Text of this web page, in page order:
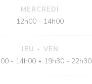
MERCREDI
12h00 - 14h00
JEU - VEN
- 14h00 • 19h30 - 22h30